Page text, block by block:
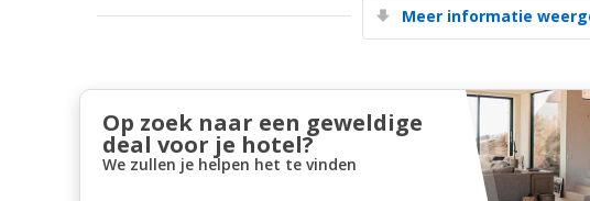
Krijg
Meer informatie
Op zoek naar een geweldige
deal voor je hotel?
We zullen je helpen het te vinden